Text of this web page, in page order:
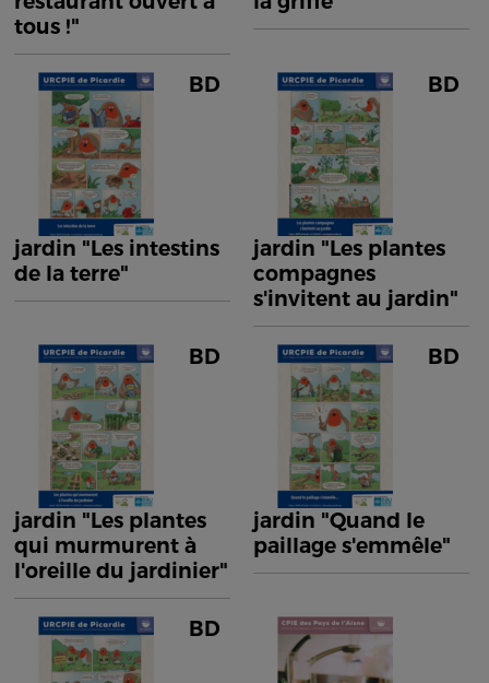
tous !"
BD
jardin "Les intestins
de la terre"
BD
jardin "Les plantes
compagnes
s'invitent au jardin"
BD
jardin "Les plantes
qui murmurent à
l'oreille du jardinier"
BD
jardin "Quand le
paillage s'emmêle"
BD